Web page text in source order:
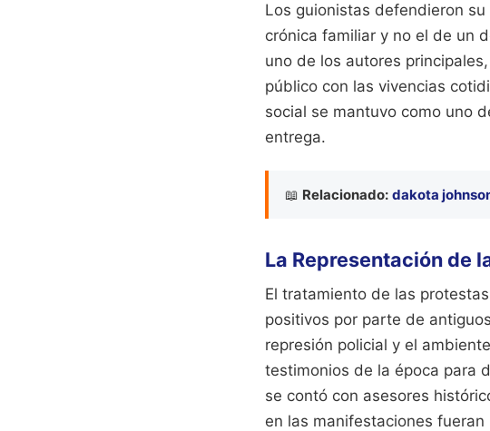
Los guionistas defendieron
crónica familiar y no el de un
uno de los autores
público con las vivencias
social se mantuvo como uno
entrega.
📖 Relacionado: dakota
La Representación de
El tratamiento de las
positivos por parte de
represión policial y el
testimonios de la época para
se contó con asesores
en las manifestaciones fueran